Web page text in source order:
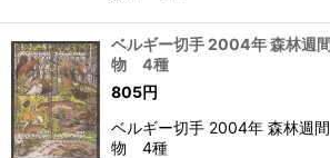
ベルギー切手 2004年 森林
物 4種
805円
ベルギー切手 2004年 森林
物 4種